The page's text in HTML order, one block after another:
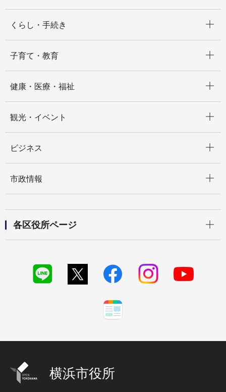
くらし・手続き
子育て・教育
健康・医療・福祉
観光・イベント
ビジネス
市政情報
各区役所ページ
横浜市役所